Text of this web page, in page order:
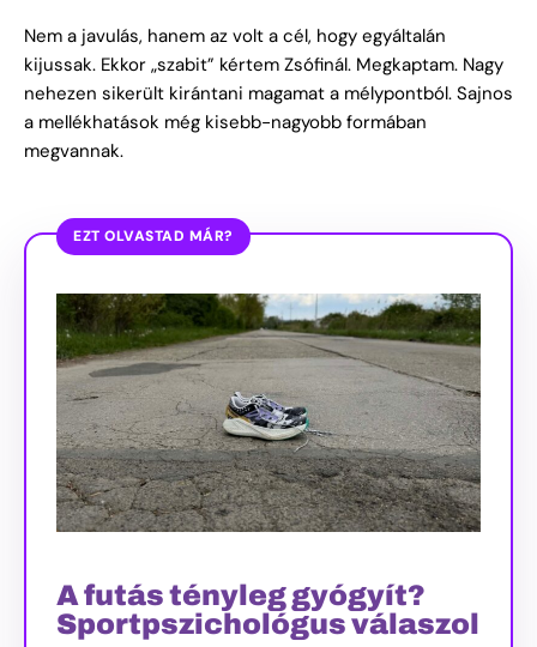
Nem a javulás, hanem az volt a cél, hogy egyáltalán
kijussak. Ekkor „szabit” kértem Zsófinál. Megkaptam. Nagy
nehezen sikerült kirántani magamat a mélypontból. Sajnos
a mellékhatások még kisebb-nagyobb formában
megvannak.
EZT OLVASTAD MÁR?
A futás tényleg gyógyít?
Sportpszichológus válaszol